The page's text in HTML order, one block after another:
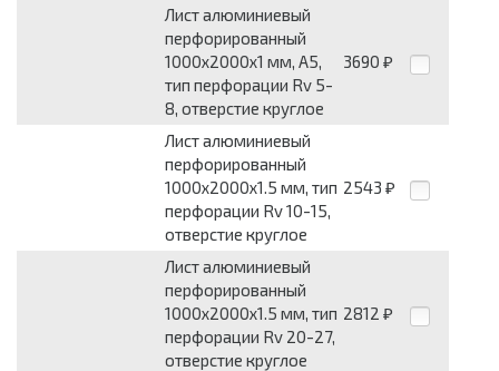
Лист алюминиевый
перфорированный
1000x2000x1 мм, А5,
тип перфорации Rv 5-
8, отверстие круглое
3690 ₽
Лист алюминиевый
перфорированный
1000x2000x1.5 мм, тип
перфорации Rv 10-15,
отверстие круглое
2543 ₽
Лист алюминиевый
перфорированный
1000x2000x1.5 мм, тип
перфорации Rv 20-27,
отверстие круглое
2812 ₽